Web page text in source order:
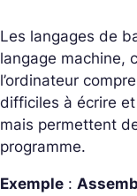
Les langages de
langage machine,
l’ordinateur
difficiles à écrire
mais permettent
programme.
Exemple :